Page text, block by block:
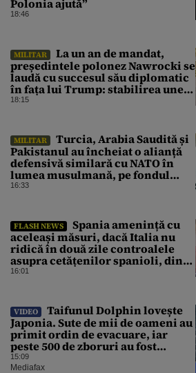
Polonia ajută”
18:46
MILITAR
La un an de mandat,
președintele polonez Nawrocki se
laudă cu succesul său diplomatic
în fața lui Trump: stabilirea unei
prezențe americane permanente
18:15
MILITAR
Turcia, Arabia Saudită și
Pakistanul au încheiat o alianță
defensivă similară cu NATO în
lumea musulmană, pe fondul
conflictelor din Orientul Mijlociu
16:33
FLASH NEWS
Spania amenință cu
aceleași măsuri, dacă Italia nu
ridică în două zile controalele
asupra cetățenilor spanioli, din
cauza crizei migrației
16:01
VIDEO
Taifunul Dolphin lovește
Japonia. Sute de mii de oameni au
primit ordin de evacuare, iar
peste 500 de zboruri au fost
anulate
15:09
Mediafax